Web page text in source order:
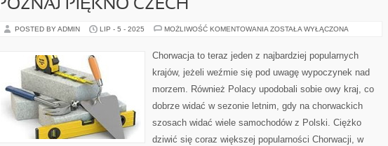
POZNAJ PIĘKNO CZECH
POSTED BY ADMIN LIP - 5 - 2025 MOŻLIWOŚĆ KOMENTOWANIA POZNAJ
ZOSTAŁA WYŁĄCZONA
Chorwacja to teraz jeden z najbardziej popularnych
krajów, jeżeli weźmie się pod uwagę wypoczynek nad
morzem. Również Polacy upodobali sobie owy kraj, co
dobrze widać w sezonie letnim, gdy na chorwackich
szosach widać wiele samochodów z Polski. Ciężko
dziwić się coraz większej popularności Chorwacji, w